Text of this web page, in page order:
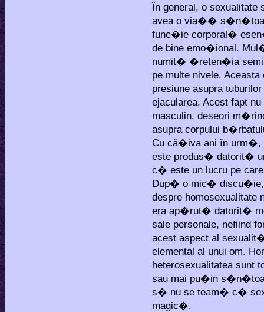
În general, o
avea o via��
func�ie corporal�
de bine emo�ional.
numit� �reten�ia
pe multe nivele.
presiune asupra
ejacularea. Acest fapt
masculin, deseori
asupra corpului
Cu câ�iva ani în urm�,
este produs� datorit�
c� este un lucru pe
Dup� o mic�
despre homosexualitate
era ap�rut� datorit�
sale personale, nefiind
acest aspect al
elemental al unui om.
heterosexualitatea sunt
sau mai pu�in
s� nu se team� c�
magic�.